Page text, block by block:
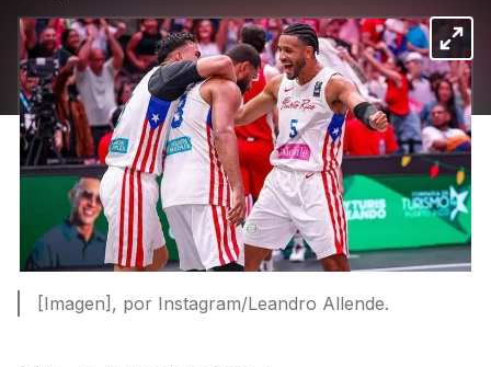
[Imagen], por Instagram/Leandro Allende.